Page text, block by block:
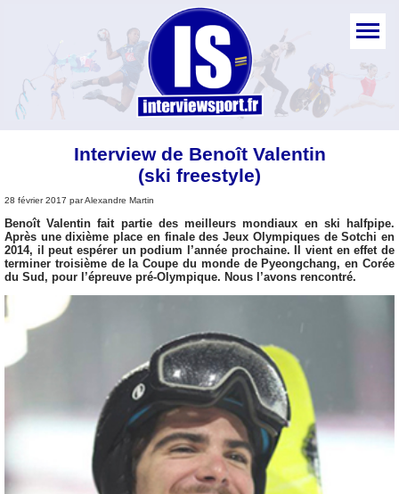
Interview de Benoît Valentin
(ski freestyle)
28 février 2017 par Alexandre Martin
Benoît Valentin fait partie des meilleurs mondiaux en ski halfpipe.
Après une dixième place en finale des Jeux Olympiques de Sotchi en
2014, il peut espérer un podium l’année prochaine. Il vient en effet de
terminer troisième de la Coupe du monde de Pyeongchang, en Corée
du Sud, pour l’épreuve pré-Olympique. Nous l’avons rencontré.